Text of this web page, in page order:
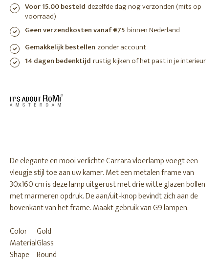
Voor 15.00 besteld dezelfde dag nog verzonden (mits op
voorraad)
Geen verzendkosten vanaf €75 binnen Nederland
Gemakkelijk bestellen zonder account
14 dagen bedenktijd rustig kijken of het past in je interieur
De elegante en mooi verlichte Carrara vloerlamp voegt een
vleugje stijl toe aan uw kamer. Met een metalen frame van
30x160 cm is deze lamp uitgerust met drie witte glazen bollen
met marmeren opdruk. De aan/uit-knop bevindt zich aan de
bovenkant van het frame. Maakt gebruik van G9 lampen.
Color
Gold
MaterialGlass
Shape Round